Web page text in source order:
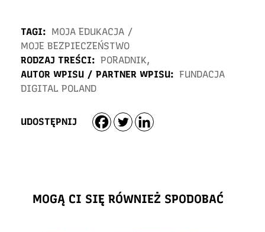
TAGI: MOJA EDUKACJA /
MOJE BEZPIECZEŃSTWO
RODZAJ TREŚCI: PORADNIK,
AUTOR WPISU / PARTNER WPISU: FUNDACJA
DIGITAL POLAND
UDOSTĘPNIJ
MOGĄ CI SIĘ RÓWNIEŻ SPODOBAĆ